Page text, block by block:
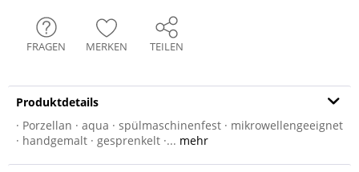
FRAGEN MERKEN TEILEN
Produktdetails
· Porzellan · aqua · spülmaschinenfest · mikrowellengeeignet
· handgemalt · gesprenkelt ·... mehr